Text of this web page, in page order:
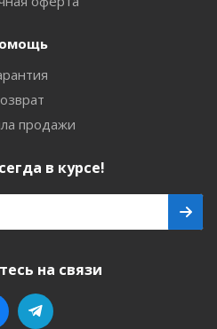
продажи
в курсе!
на связи